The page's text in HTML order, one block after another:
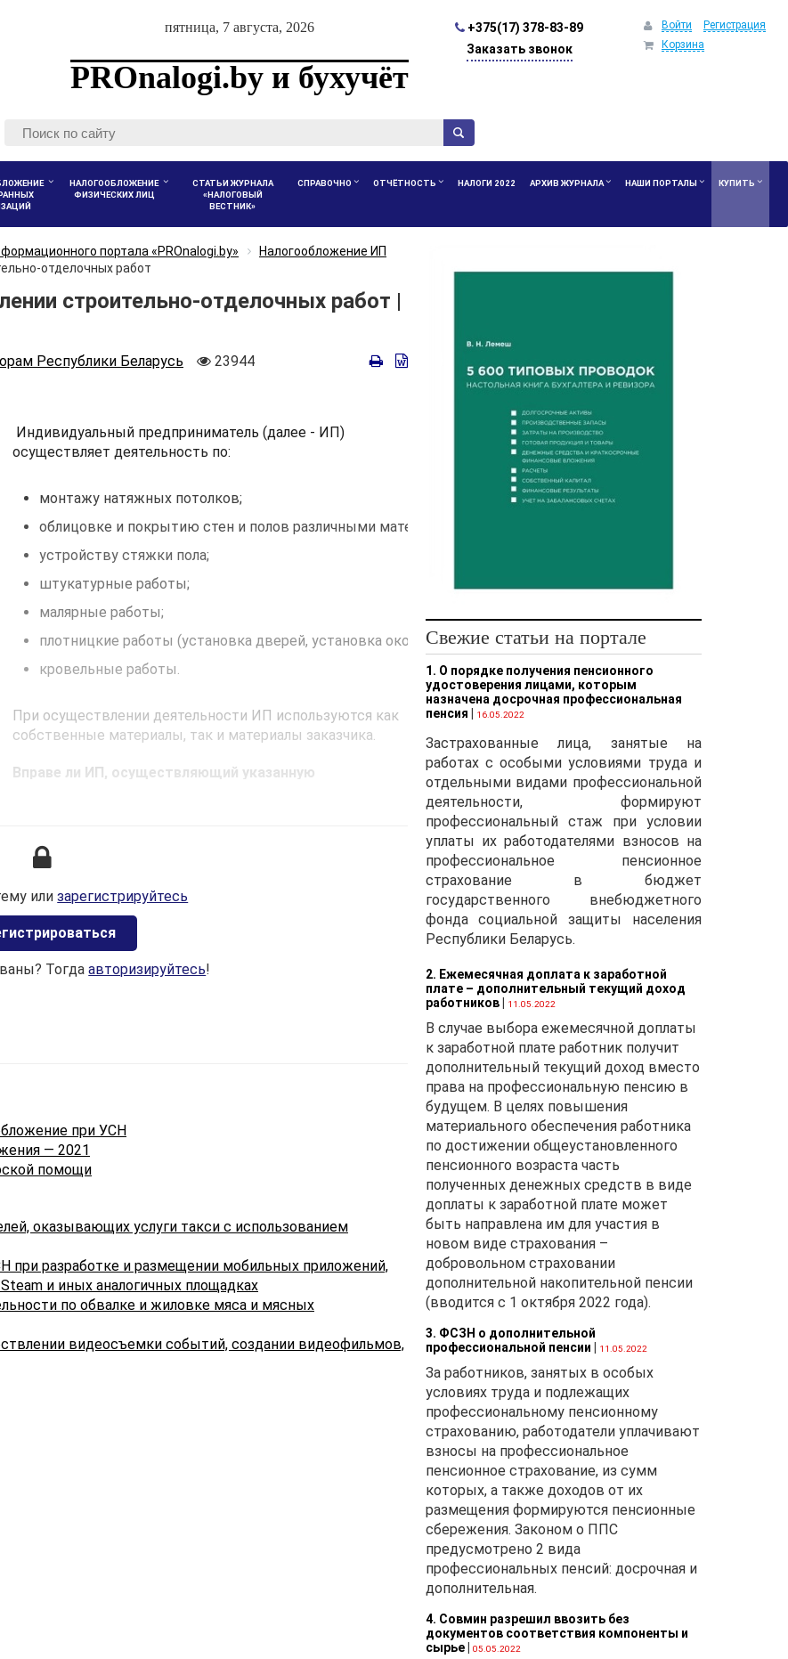
пятница, 7 августа, 2026
PROnalogi.by и бухучёт
+375(17) 378-83-89
Заказать звонок
Войти
Регистрация
Корзина
НАЛОГООБЛОЖЕНИЕ
ФИЗИЧЕСКИХ ЛИЦ
СТАТЬИ ЖУРНАЛА
«НАЛОГОВЫЙ
ВЕСТНИК»
СПРАВОЧНО ОТЧЁТНОСТЬ НАЛОГИ 2022 АРХИВ ЖУРНАЛА НАШИ ПОРТАЛЫ КУПИТЬ
портала «PROnalogi.by»
Налогообложение ИП
отделочных работ
строительно-отделочных работ |
Республики Беларусь
Количество
23944
Индивидуальный предприниматель (далее - ИП)
осуществляет деятельность по:
монтажу натяжных потолков;
облицовке и покрытию стен и полов различными материалами (плитка, ламинат, обои и пр.);
устройству стяжки пола;
штукатурные работы;
малярные работы;
плотницкие работы (установка дверей, установка окон, установка мебели, обшивка балконов деревом и пр.);
кровельные работы.
При осуществлении деятельности ИП используются как
собственные материалы, так и материалы заказчика.
Вправе ли ИП, осуществляющий указанную
В соответствии с подпунктом 2.7 пункта 2 статьи 324
Налогового кодекса Республики Беларусь (в редакции,
действующей с 1 января 2022 года, далее - Налоговый
кодекс) не вправе применять УСН ИП, оказывающие
услуги, за исключением видов деятельности,
перечисленных в данном подпункте.
В соответствии с подпунктом 2.21 статьи 13 Налогового
кодекса работа - деятельность, результаты которой
имеют материальное выражение и могут быть
организации и (или) физических лиц.
сборам Республики Беларусь с учетом позиции
Министерства архитектуры и строительства Республики
Беларусь, а также в силу положений Закона Республики
градостроительной и строительной деятельности в
илизарегистрируйтесь
Тогдаавторизируйтесь!
при УСН
— 2021
помощи
оказывающих услуги такси с использованием
при разработке и размещении мобильных приложений,
и иных аналогичных площадках
по обвалке и жиловке мяса и мясных
видеосъемки событий, создании видеофильмов,
Свежие статьи на портале
1. О порядке получения пенсионного
удостоверения лицами, которым
назначена досрочная профессиональная
пенсия
16.05.2022
Застрахованные лица, занятые на
работах с особыми условиями труда и
отдельными видами профессиональной
деятельности, формируют
профессиональный стаж при условии
уплаты их работодателями взносов на
профессиональное пенсионное
страхование в бюджет
государственного внебюджетного
фонда социальной защиты населения
Республики Беларусь.
2. Ежемесячная доплата к заработной
плате – дополнительный текущий доход
работников| 11.05.2022
В случае выбора ежемесячной доплаты
к заработной плате работник получит
дополнительный текущий доход вместо
права на профессиональную пенсию в
будущем. В целях повышения
материального обеспечения работника
по достижении общеустановленного
пенсионного возраста часть
полученных денежных средств в виде
доплаты к заработной плате может
быть направлена им для участия в
новом виде страхования –
добровольном страховании
дополнительной накопительной пенсии
(вводится с 1 октября 2022 года).
3. ФСЗН о дополнительной
профессиональной пенсии
11.05.2022
За работников, занятых в особых
условиях труда и подлежащих
профессиональному пенсионному
страхованию, работодатели уплачивают
взносы на профессиональное
пенсионное страхование, из сумм
которых, а также доходов от их
размещения формируются пенсионные
сбережения. Законом о ППС
предусмотрено 2 вида
профессиональных пенсий: досрочная и
дополнительная.
4. Совмин разрешил ввозить без
документов соответствия компоненты и
сырье| 05.05.2022